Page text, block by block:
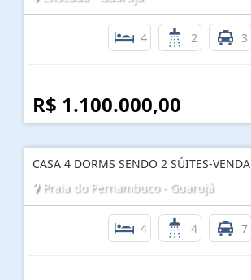
4 2 3
R$ 1.100.000,00
CASA 4 DORMS SENDO 2 SÚITES-VENDA
Praia do Pernambuco - Guarujá
4 4 7